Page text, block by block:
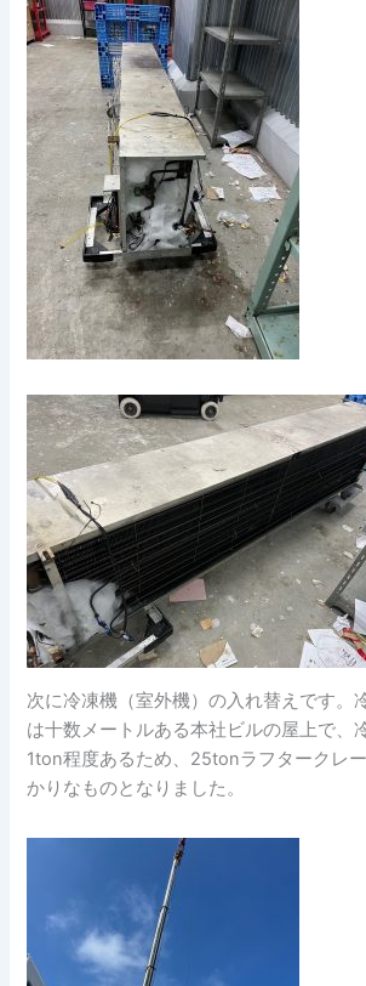
次に冷凍機（室外機）の入れ替えです。
は十数メートルある本社ビルの屋上で、
1ton程度あるため、25tonラフタークレ
かりなものとなりました。